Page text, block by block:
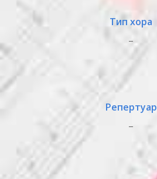
Тип хора
Репертуар